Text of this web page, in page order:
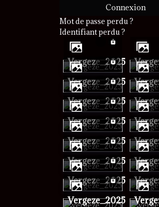
Connexion
Mot de passe perdu ?
Identifiant perdu ?
vergeze_2025
vergeze_2025
vergeze_2025
vergeze_2025
vergeze_2025
vergeze_2025
vergeze_2025
vergeze_2025